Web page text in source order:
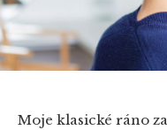
Moje klasické ráno